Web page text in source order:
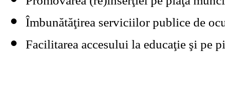
Îmbunătăţirea serviciilor publice de
Facilitarea accesului la educaţie şi pe